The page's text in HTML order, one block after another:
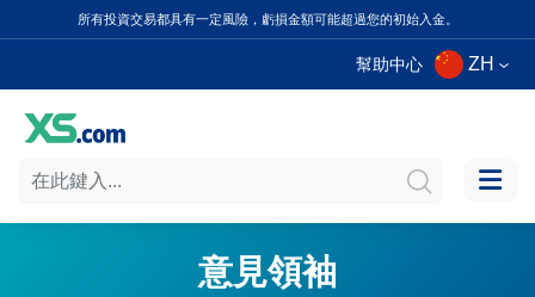
所有投資交易都具有一定風險，虧損金額可能超過您的初始入金。
幫助中心 ZH
意見領袖